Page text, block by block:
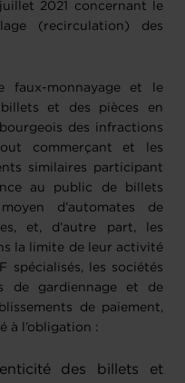
2021 concernant le
(recirculation) des
faux-monnayage et le
et des pièces en
des infractions
commerçant et les
similaires participant
au public de billets
d’automates de
et, d’autre part, les
la limite de leur activité
spécialisés, les sociétés
de gardiennage et de
de paiement,
à l’obligation :
des billets et